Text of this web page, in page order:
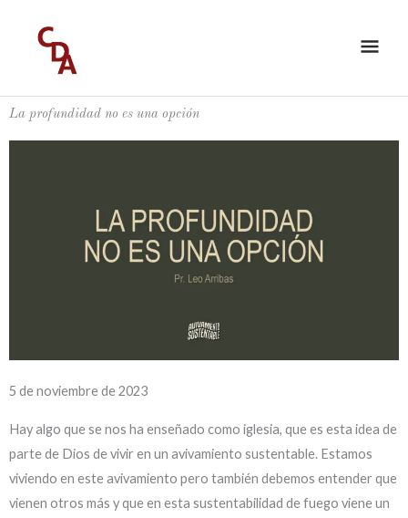
contenido
La profundidad no es una opción
5 de noviembre de 2023
Hay algo que se nos ha enseñado como iglesia, que es esta idea de
parte de Dios de vivir en un avivamiento sustentable. Estamos
viviendo en este avivamiento pero también debemos entender que
vienen otros más y que en esta sustentabilidad de fuego viene un